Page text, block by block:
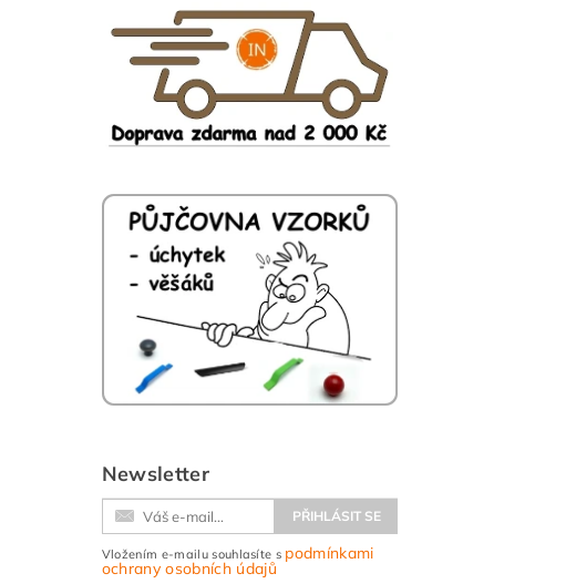
Newsletter
Vložením e-mailu souhlasíte s podmínkami
ochrany osobních údajů